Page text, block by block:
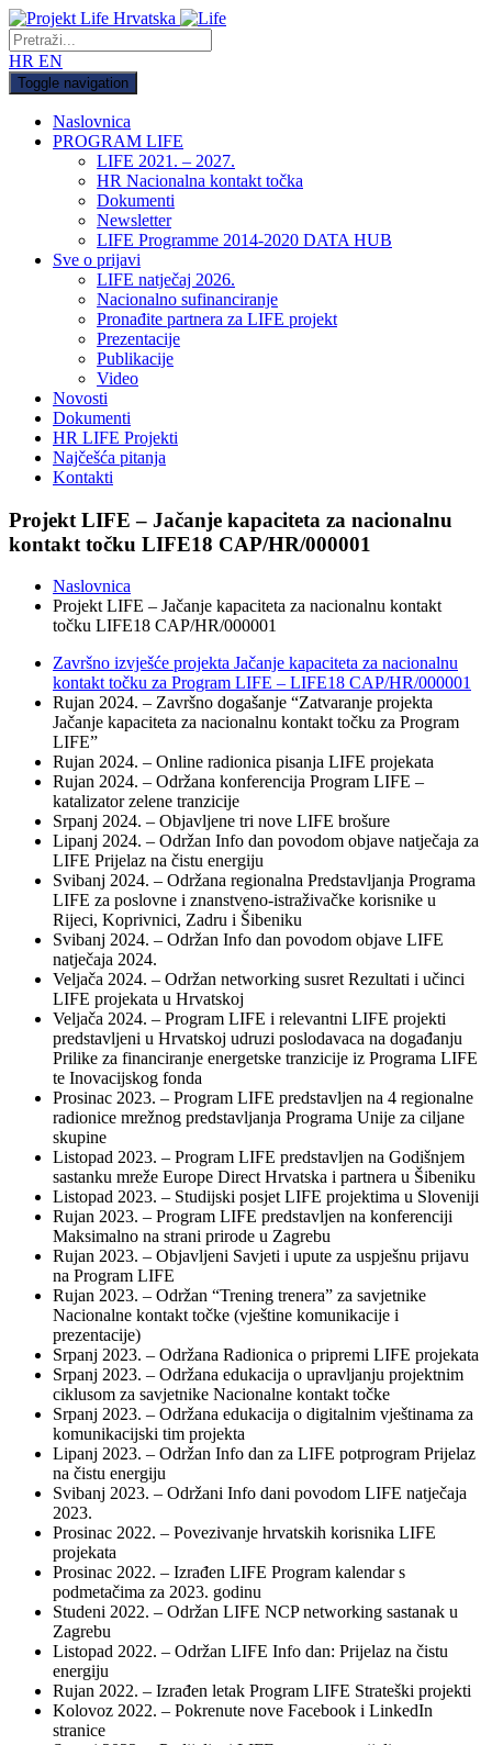
HR EN
Toggle navigation
Naslovnica
PROGRAM LIFE
LIFE 2021. – 2027.
HR Nacionalna kontakt točka
Dokumenti
Newsletter
LIFE Programme 2014-2020 DATA HUB
Sve o prijavi
LIFE natječaj 2026.
Nacionalno sufinanciranje
Pronađite partnera za LIFE projekt
Prezentacije
Publikacije
Video
Novosti
Dokumenti
HR LIFE Projekti
Najčešća pitanja
Kontakti
Projekt LIFE – Jačanje kapaciteta za nacionalnu
kontakt točku LIFE18 CAP/HR/000001
Naslovnica
Projekt LIFE – Jačanje kapaciteta za nacionalnu kontakt
točku LIFE18 CAP/HR/000001
Završno izvješće projekta Jačanje kapaciteta za nacionalnu
kontakt točku za Program LIFE – LIFE18 CAP/HR/000001
Rujan 2024. – Završno dogašanje “Zatvaranje projekta
Jačanje kapaciteta za nacionalnu kontakt točku za Program
LIFE”
Rujan 2024. – Online radionica pisanja LIFE projekata
Rujan 2024. – Održana konferencija Program LIFE –
katalizator zelene tranzicije
Srpanj 2024. – Objavljene tri nove LIFE brošure
Lipanj 2024. – Održan Info dan povodom objave natječaja za
LIFE Prijelaz na čistu energiju
Svibanj 2024. – Održana regionalna Predstavljanja Programa
LIFE za poslovne i znanstveno-istraživačke korisnike u
Rijeci, Koprivnici, Zadru i Šibeniku
Svibanj 2024. – Održan Info dan povodom objave LIFE
natječaja 2024.
Veljača 2024. – Održan networking susret Rezultati i učinci
LIFE projekata u Hrvatskoj
Veljača 2024. – Program LIFE i relevantni LIFE projekti
predstavljeni u Hrvatskoj udruzi poslodavaca na događanju
Prilike za financiranje energetske tranzicije iz Programa LIFE
te Inovacijskog fonda
Prosinac 2023. – Program LIFE predstavljen na 4 regionalne
radionice mrežnog predstavljanja Programa Unije za ciljane
skupine
Listopad 2023. – Program LIFE predstavljen na Godišnjem
sastanku mreže Europe Direct Hrvatska i partnera u Šibeniku
Listopad 2023. – Studijski posjet LIFE projektima u Sloveniji
Rujan 2023. – Program LIFE predstavljen na konferenciji
Maksimalno na strani prirode u Zagrebu
Rujan 2023. – Objavljeni Savjeti i upute za uspješnu prijavu
na Program LIFE
Rujan 2023. – Održan “Trening trenera” za savjetnike
Nacionalne kontakt točke (vještine komunikacije i
prezentacije)
Srpanj 2023. – Održana Radionica o pripremi LIFE projekata
Srpanj 2023. – Održana edukacija o upravljanju projektnim
ciklusom za savjetnike Nacionalne kontakt točke
Srpanj 2023. – Održana edukacija o digitalnim vještinama za
komunikacijski tim projekta
Lipanj 2023. – Održan Info dan za LIFE potprogram Prijelaz
na čistu energiju
Svibanj 2023. – Održani Info dani povodom LIFE natječaja
2023.
Prosinac 2022. – Povezivanje hrvatskih korisnika LIFE
projekata
Prosinac 2022. – Izrađen LIFE Program kalendar s
podmetačima za 2023. godinu
Studeni 2022. – Održan LIFE NCP networking sastanak u
Zagrebu
Listopad 2022. – Održan LIFE Info dan: Prijelaz na čistu
energiju
Rujan 2022. – Izrađen letak Program LIFE Strateški projekti
Kolovoz 2022. – Pokrenute nove Facebook i LinkedIn
stranice